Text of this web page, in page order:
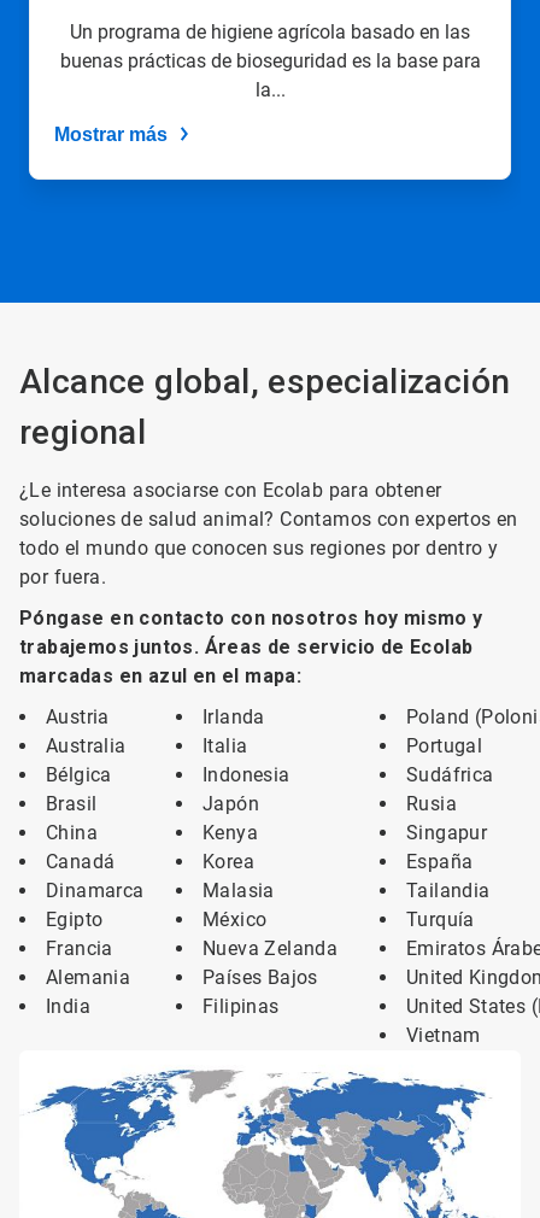
utilizando
puntos
diapositiva.
Un programa de higiene agrícola basado en las
buenas prácticas de bioseguridad es la base para
la...
Mostrar más
Alcance global, especialización
regional
¿Le interesa asociarse con Ecolab para obtener
soluciones de salud animal? Contamos con expertos en
todo el mundo que conocen sus regiones por dentro y
por fuera.
Póngase en contacto con nosotros hoy mismo y
trabajemos juntos. Áreas de servicio de Ecolab
marcadas en azul en el mapa:
Austria
Australia
Bélgica
Brasil
China
Canadá
Dinamarca
Egipto
Francia
Alemania
India
Irlanda
Italia
Indonesia
Japón
Kenya
Korea
Malasia
México
Nueva Zelanda
Países Bajos
Filipinas
Poland
Portugal
Sudáfrica
Rusia
Singapur
España
Tailandia
Turquía
Emiratos
United
United States
Vietnam